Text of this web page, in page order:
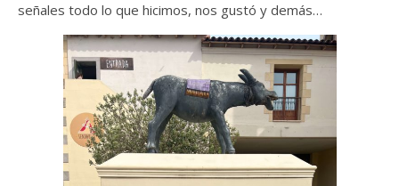
señales todo lo que hicimos, nos gustó y demás…